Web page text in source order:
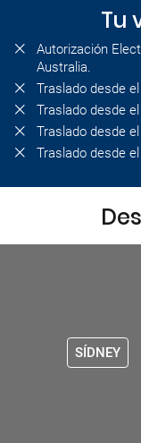
Tu
Autorización
Australia.
Traslado desde
Traslado desde
Traslado desde
Traslado desde
SÍDNEY